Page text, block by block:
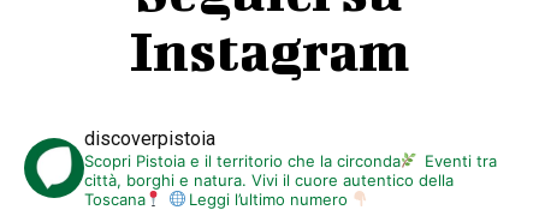
Instagram
discoverpistoia
Scopri Pistoia e il territorio che la circonda
Eventi tra
città, borghi e natura. Vivi il cuore autentico della
Toscana
Leggi l’ultimo numero